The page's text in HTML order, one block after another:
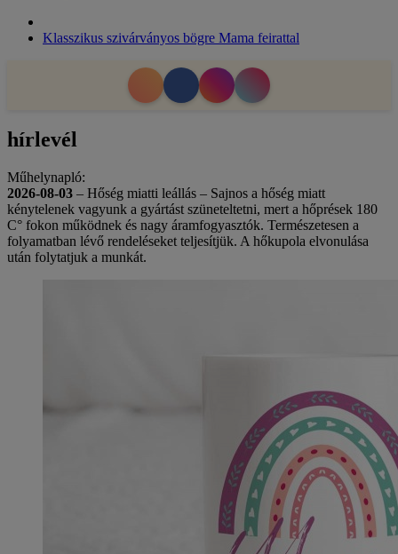
Klasszikus szivárványos bögre Mama feirattal
hírlevél
Műhelynapló:
2026-08-03 – Hőség miatti leállás – Sajnos a hőség miatt
kénytelenek vagyunk a gyártást szüneteltetni, mert a hőprések 180
C° fokon működnek és nagy áramfogyasztók. Természetesen a
folyamatban lévő rendeléseket teljesítjük. A hőkupola elvonulása
után folytatjuk a munkát.